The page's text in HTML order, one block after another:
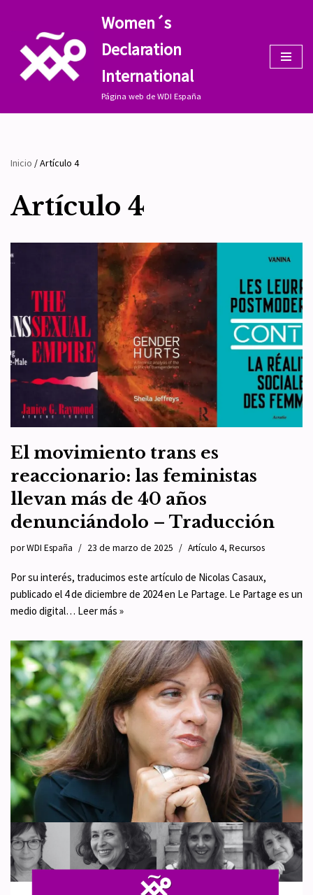
contenido
Women´s
Declaration
International
Página web de WDI España
Inicio /Artículo 4
Artículo 4
El movimiento trans es
reaccionario: las feministas
llevan más de 40 años
denunciándolo – Traducción
porWDI España 23 de marzo de 2025 Artículo 4, Recursos
Por su interés, traducimos este artículo de Nicolas Casaux,
publicado el 4 de diciembre de 2024 en Le Partage. Le Partage es un
medio digital… Leer más »
Acoso a la periodista Marina
Terragni